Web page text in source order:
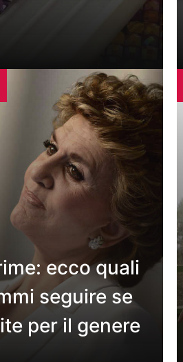
ecco quali
seguire se
per il genere